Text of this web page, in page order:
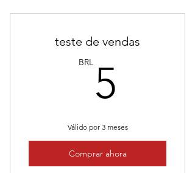
vivo
teste de vendas
BRL 5
Válido por 3 meses
Comprar ahora